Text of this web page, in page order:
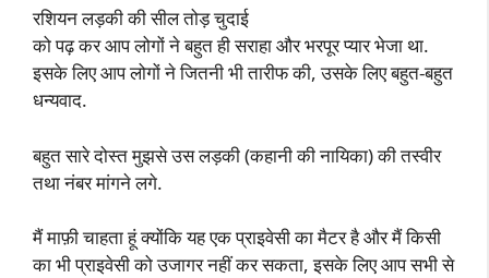
रशियन लड़की की सील तोड़ चुदाई
को पढ़ कर आप लोगों ने बहुत ही सराहा और भरपूर प्यार भेजा था.
इसके लिए आप लोगों ने जितनी भी तारीफ की, उसके लिए बहुत-बहुत
धन्यवाद.
बहुत सारे दोस्त मुझसे उस लड़की (कहानी की नायिका) की तस्वीर
तथा नंबर मांगने लगे.
मैं माफ़ी चाहता हूं क्योंकि यह एक प्राइवेसी का मैटर है और मैं किसी
का भी प्राइवेसी को उजागर नहीं कर सकता, इसके लिए आप सभी से